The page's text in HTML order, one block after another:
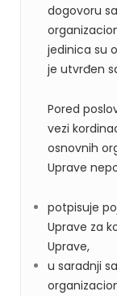
dogovoru
jedinica su
je utvrđen
Pored
vezi
osnovnih
Uprave
potpisuje
Uprave za
Uprave,
u saradnji